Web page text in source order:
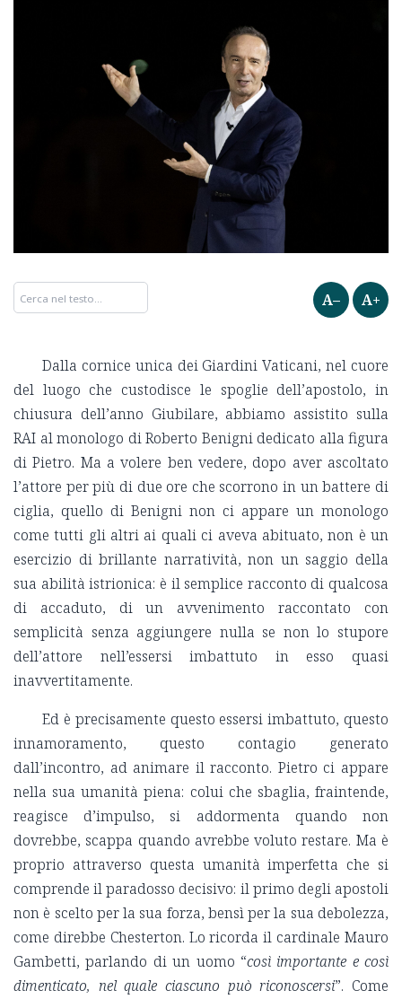
A– A+
Dalla cornice unica dei Giardini Vaticani, nel cuore
del luogo che custodisce le spoglie dell’apostolo, in
chiusura dell’anno Giubilare, abbiamo assistito sulla
RAI al monologo di Roberto Benigni dedicato alla figura
di Pietro. Ma a volere ben vedere, dopo aver ascoltato
l’attore per più di due ore che scorrono in un battere di
ciglia, quello di Benigni non ci appare un monologo
come tutti gli altri ai quali ci aveva abituato, non è un
esercizio di brillante narratività, non un saggio della
sua abilità istrionica: è il semplice racconto di qualcosa
di accaduto, di un avvenimento raccontato con
semplicità senza aggiungere nulla se non lo stupore
dell’attore nell’essersi imbattuto in esso quasi
inavvertitamente.
Ed è precisamente questo essersi imbattuto, questo
innamoramento, questo contagio generato
dall’incontro, ad animare il racconto. Pietro ci appare
nella sua umanità piena: colui che sbaglia, fraintende,
reagisce d’impulso, si addormenta quando non
dovrebbe, scappa quando avrebbe voluto restare. Ma è
proprio attraverso questa umanità imperfetta che si
comprende il paradosso decisivo: il primo degli apostoli
non è scelto per la sua forza, bensì per la sua debolezza,
come direbbe Chesterton. Lo ricorda il cardinale Mauro
Gambetti, parlando di un uomo “così importante e così
dimenticato, nel quale ciascuno può riconoscersi”. Come